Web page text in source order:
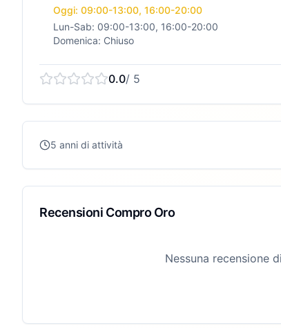
Oggi: 09:00-13:00, 16:00-20:00
Lun-Sab: 09:00-13:00, 16:00-20:00
Domenica: Chiuso
0.0/ 5
5 anni di attività
Recensioni Compro Oro
Nessuna recensione